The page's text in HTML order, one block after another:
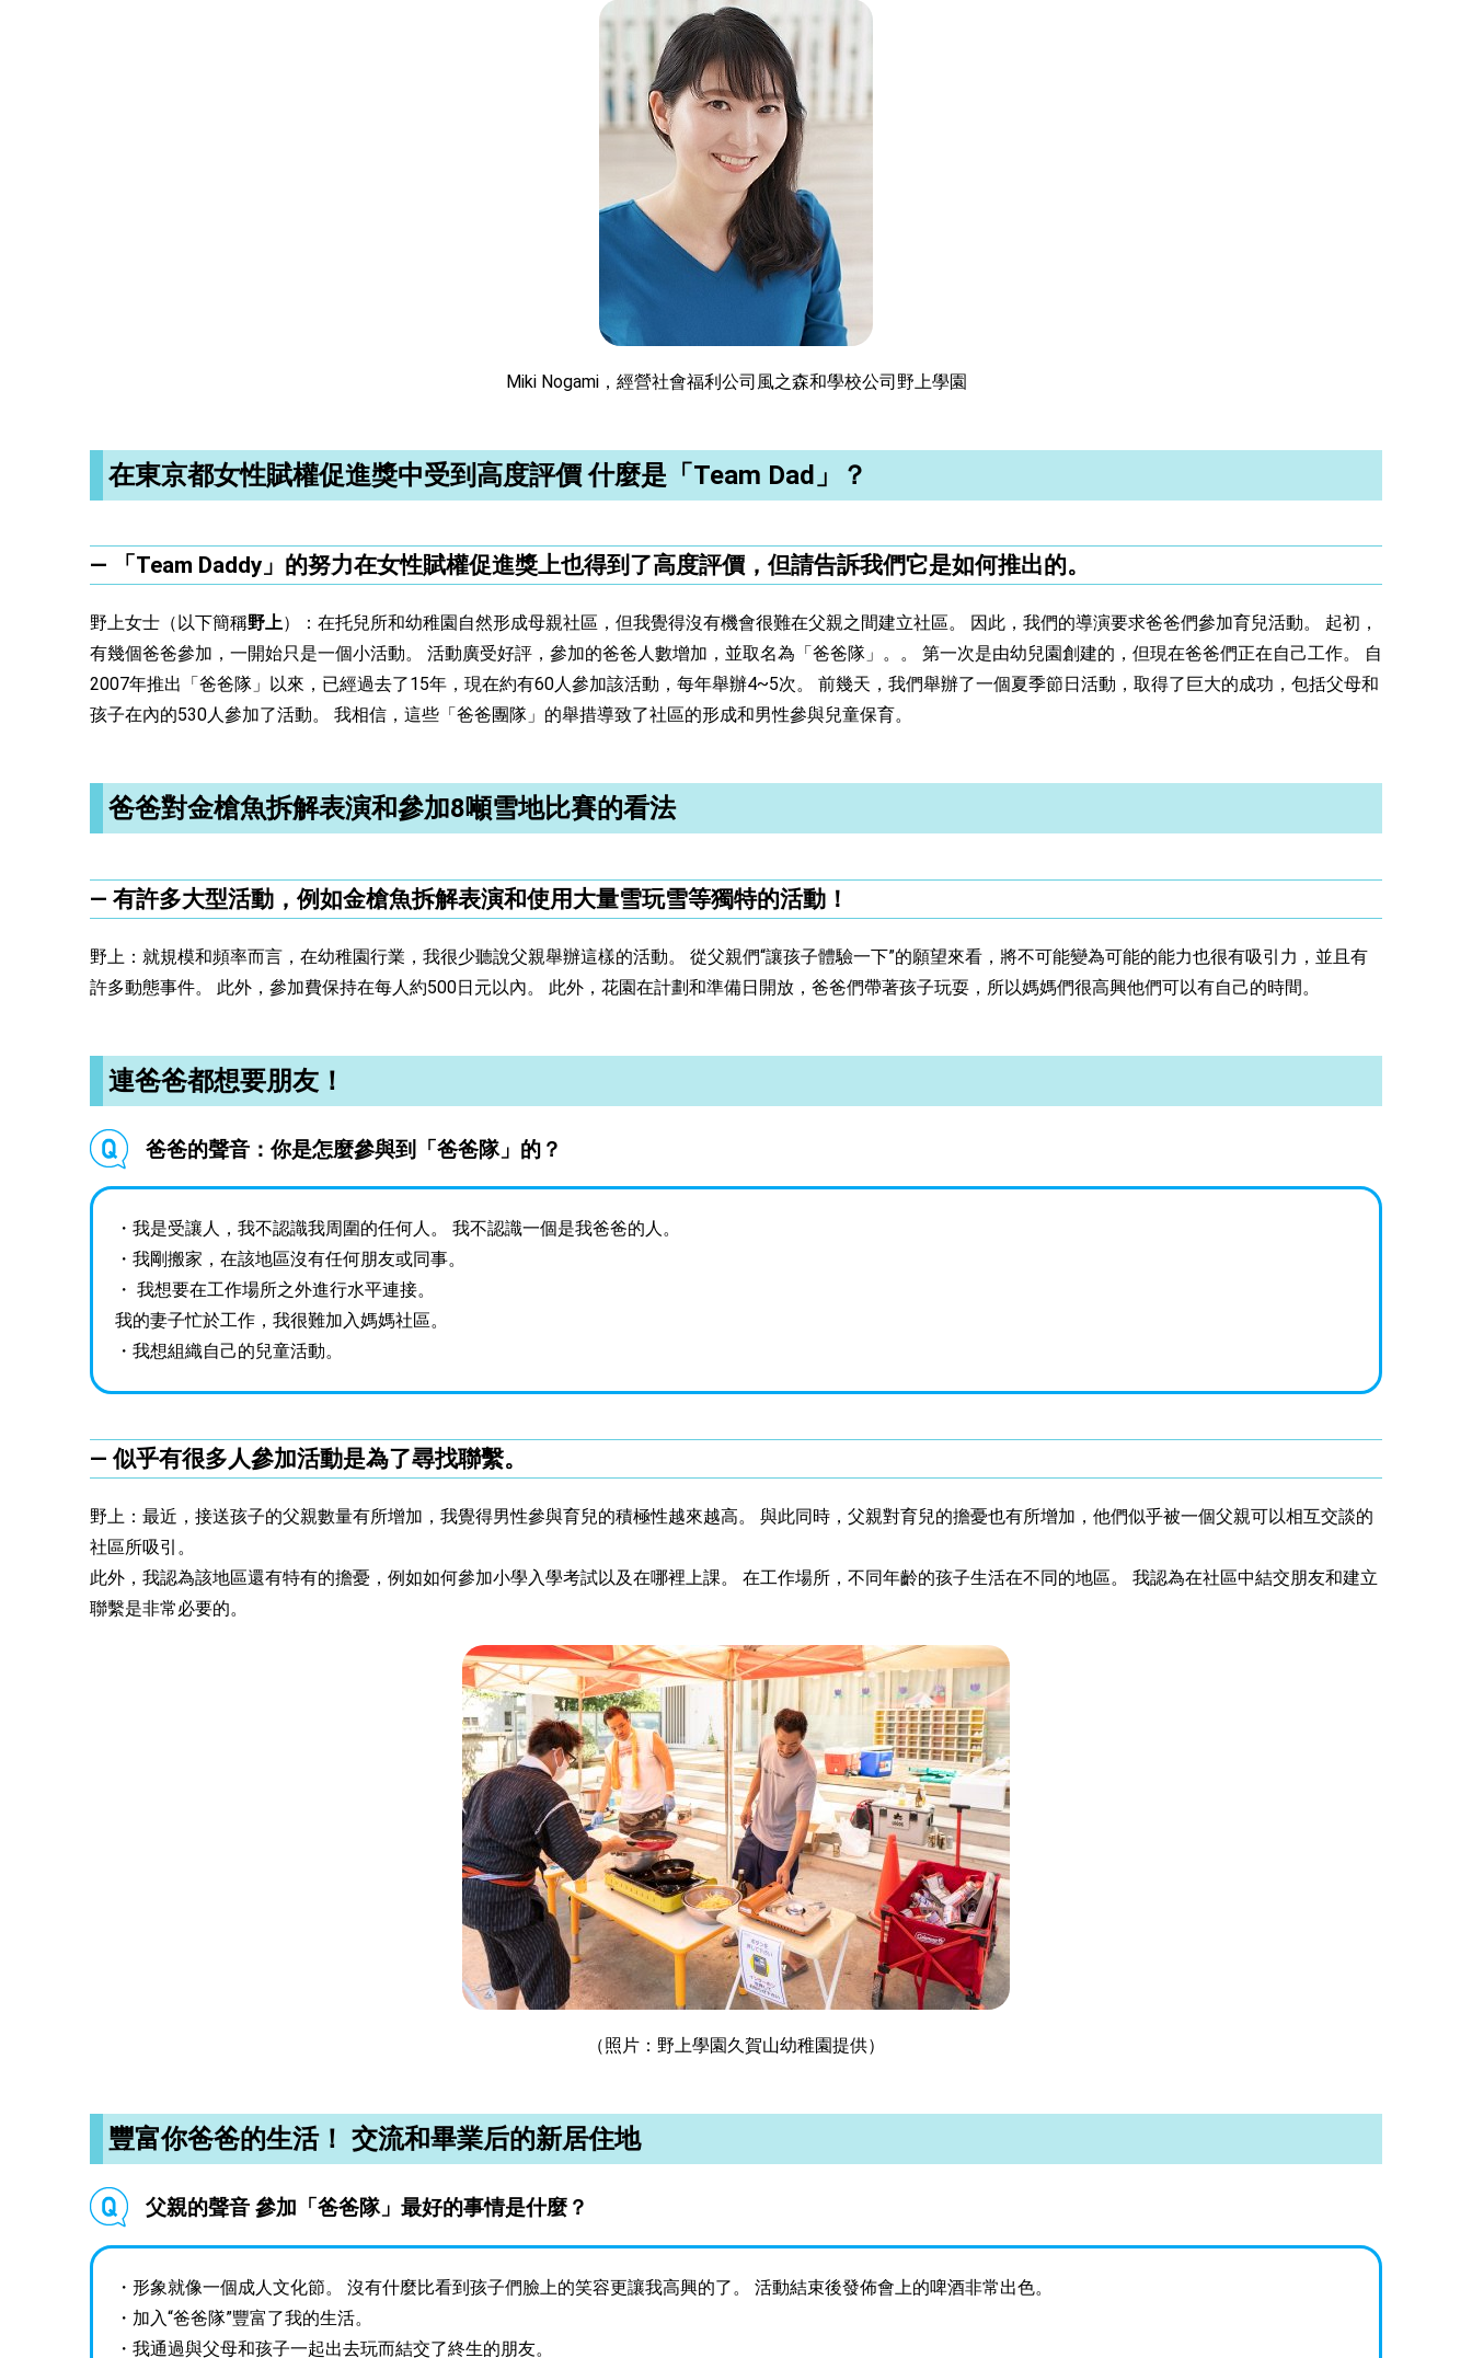
Miki Nogami，經營社會福利公司風之森和學校公司野上學園
在東京都女性賦權促進獎中受到高度評價 什麼是「Team Dad」？
― 「Team Daddy」的努力在女性賦權促進獎上也得到了高度評價，但請告訴我們它是如何推出的。
野上女士（以下簡稱野上）：在托兒所和幼稚園自然形成母親社區，但我覺得沒有機會很難在父親之間建立社區。 因此，我們的導演要求爸爸們參加育兒活動。 起初，
有幾個爸爸參加，一開始只是一個小活動。 活動廣受好評，參加的爸爸人數增加，並取名為「爸爸隊」。。 第一次是由幼兒園創建的，但現在爸爸們正在自己工作。 自
2007年推出「爸爸隊」以來，已經過去了15年，現在約有60人參加該活動，每年舉辦4~5次。 前幾天，我們舉辦了一個夏季節日活動，取得了巨大的成功，包括父母和
孩子在內的530人參加了活動。 我相信，這些「爸爸團隊」的舉措導致了社區的形成和男性參與兒童保育。
爸爸對金槍魚拆解表演和參加8噸雪地比賽的看法
― 有許多大型活動，例如金槍魚拆解表演和使用大量雪玩雪等獨特的活動！
野上：就規模和頻率而言，在幼稚園行業，我很少聽說父親舉辦這樣的活動。 從父親們“讓孩子體驗一下”的願望來看，將不可能變為可能的能力也很有吸引力，並且有
許多動態事件。 此外，參加費保持在每人約500日元以內。 此外，花園在計劃和準備日開放，爸爸們帶著孩子玩耍，所以媽媽們很高興他們可以有自己的時間。
連爸爸都想要朋友！
爸爸的聲音：你是怎麼參與到「爸爸隊」的？
・我是受讓人，我不認識我周圍的任何人。 我不認識一個是我爸爸的人。
・我剛搬家，在該地區沒有任何朋友或同事。
・ 我想要在工作場所之外進行水平連接。
我的妻子忙於工作，我很難加入媽媽社區。
・我想組織自己的兒童活動。
― 似乎有很多人參加活動是為了尋找聯繫。
野上：最近，接送孩子的父親數量有所增加，我覺得男性參與育兒的積極性越來越高。 與此同時，父親對育兒的擔憂也有所增加，他們似乎被一個父親可以相互交談的
社區所吸引。
此外，我認為該地區還有特有的擔憂，例如如何參加小學入學考試以及在哪裡上課。 在工作場所，不同年齡的孩子生活在不同的地區。 我認為在社區中結交朋友和建立
聯繫是非常必要的。
（照片：野上學園久賀山幼稚園提供）
豐富你爸爸的生活！ 交流和畢業后的新居住地
父親的聲音 參加「爸爸隊」最好的事情是什麼？
・形象就像一個成人文化節。 沒有什麼比看到孩子們臉上的笑容更讓我高興的了。 活動結束後發佈會上的啤酒非常出色。
・加入“爸爸隊”豐富了我的生活。
・我通過與父母和孩子一起出去玩而結交了終生的朋友。